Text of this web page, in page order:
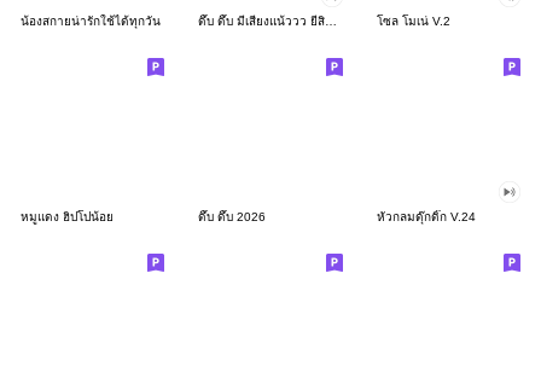
น้องสกายน่ารักใช้ได้ทุกวัน ดึ๊บ ดึ๊บ มีเสียงแน้ววว ยี่สิบสอง โซล โมเน่ V.2
หมูแดง ฮิปโปน้อย ดึ๊บ ดึ๊บ 2026 หัวกลมดุ๊กดิ๊ก V.24